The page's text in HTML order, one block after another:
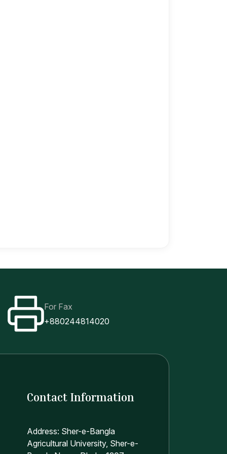
For Fax
+880244814020
Contact Information
Address: Sher-e-Bangla
Agricultural University, Sher-e-